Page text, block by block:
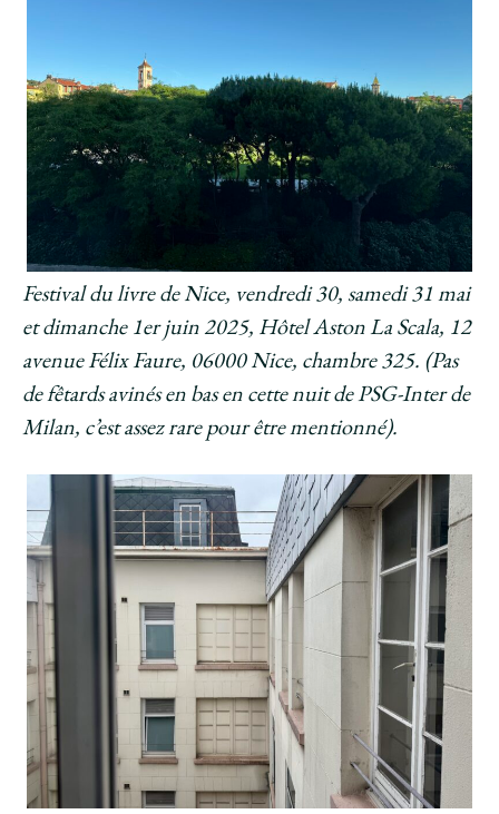
Festival du livre de Nice, vendredi 30, samedi 31 mai
et dimanche 1er juin 2025, Hôtel Aston La Scala, 12
avenue Félix Faure, 06000 Nice, chambre 325. (Pas
de fêtards avinés en bas en cette nuit de PSG-Inter de
Milan, c’est assez rare pour être mentionné).